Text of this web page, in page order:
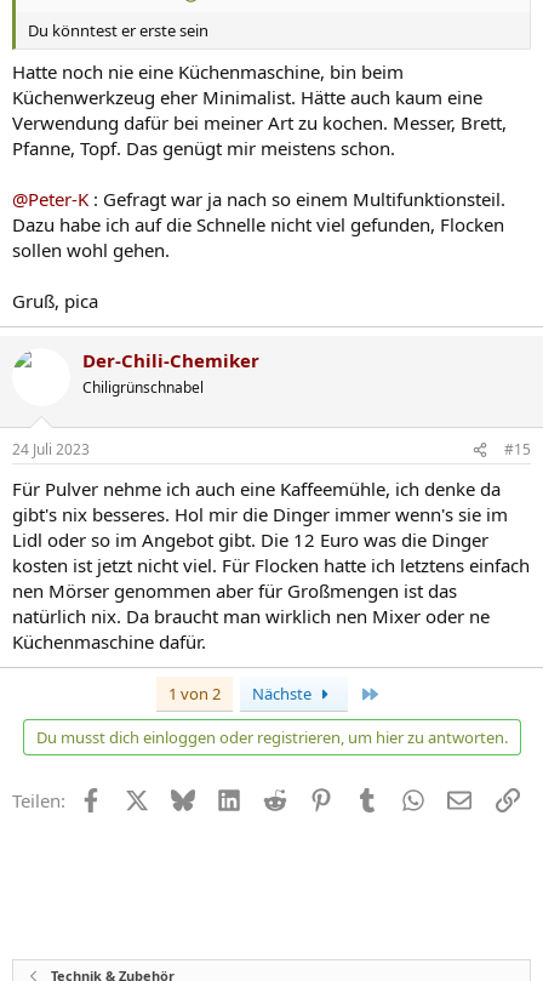
Du könntest er erste sein
Hatte noch nie eine Küchenmaschine, bin beim
Küchenwerkzeug eher Minimalist. Hätte auch kaum eine
Verwendung dafür bei meiner Art zu kochen. Messer, Brett,
Pfanne, Topf. Das genügt mir meistens schon.
@Peter-K : Gefragt war ja nach so einem Multifunktionsteil.
Dazu habe ich auf die Schnelle nicht viel gefunden, Flocken
sollen wohl gehen.
Gruß, pica
Der-Chili-Chemiker
Chiligrünschnabel
24 Juli 2023 #15
Für Pulver nehme ich auch eine Kaffeemühle, ich denke da
gibt's nix besseres. Hol mir die Dinger immer wenn's sie im
Lidl oder so im Angebot gibt. Die 12 Euro was die Dinger
kosten ist jetzt nicht viel. Für Flocken hatte ich letztens einfach
nen Mörser genommen aber für Großmengen ist das
natürlich nix. Da braucht man wirklich nen Mixer oder ne
Küchenmaschine dafür.
1 von 2 Nächste
Du musst dich einloggen oder registrieren, um hier zu antworten.
Teilen: Facebook BlueskyLinkedIn
Reddit PinterestTumblr WhatsApp
E-Mail
Technik & Zubehör